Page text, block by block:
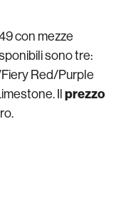
con mezze
sono tre:
Red/Purple
Ilprezzo